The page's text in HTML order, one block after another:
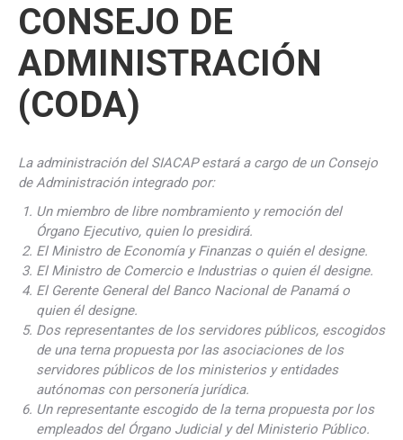
CONSEJO DE
ADMINISTRACIÓN
(CODA)
La administración del SIACAP estará a cargo de un Consejo
de Administración integrado por:
Un miembro de libre nombramiento y remoción del
Órgano Ejecutivo, quien lo presidirá.
El Ministro de Economía y Finanzas o quién el designe.
El Ministro de Comercio e Industrias o quien él designe.
El Gerente General del Banco Nacional de Panamá o
quien él designe.
Dos representantes de los servidores públicos, escogidos
de una terna propuesta por las asociaciones de los
servidores públicos de los ministerios y entidades
autónomas con personería jurídica.
Un representante escogido de la terna propuesta por los
empleados del Órgano Judicial y del Ministerio Público.